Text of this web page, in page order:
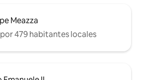
Meazza
479 habitantes locales